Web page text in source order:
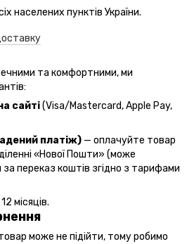
населених пунктів України.
та комфортними, ми
сайті(Visa/Mastercard, Apple Pay,
платіж) — оплачуйте товар
«Нової Пошти» (може
за переказ коштів згідно з тарифами
місяців.
може не підійти, тому робимо